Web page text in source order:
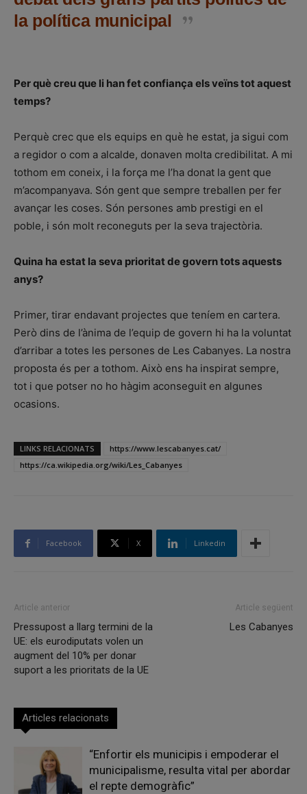
la política municipal
Per què creu que li han fet confiança els veïns tot aquest
temps?
Perquè crec que els equips en què he estat, ja sigui com
a regidor o com a alcalde, donaven molta credibilitat. A mi
tothom em coneix, i la força me l’ha donat la gent que
m’acompanyava. Són gent que sempre treballen per fer
avançar les coses. Són persones amb prestigi en el
poble, i són molt reconeguts per la seva trajectòria.
Quina ha estat la seva prioritat de govern tots aquests
anys?
Primer, tirar endavant projectes que teníem en cartera.
Però dins de l’ànima de l’equip de govern hi ha la voluntat
d’arribar a totes les persones de Les Cabanyes. La nostra
proposta és per a tothom. Això ens ha inspirat sempre,
tot i que potser no ho hàgim aconseguit en algunes
ocasions.
LINKS RELACIONATS
https://www.lescabanyes.cat/
https://ca.wikipedia.org/wiki/Les_Cabanyes
Facebook X Linkedin
Article anterior
Pressupost a llarg termini de la
UE: els eurodiputats volen un
augment del 10% per donar
suport a les prioritats de la UE
Article següent
Les Cabanyes
Articles relacionats
“Enfortir els municipis i empoderar el
municipalisme, resulta vital per abordar
el repte demogràfic”